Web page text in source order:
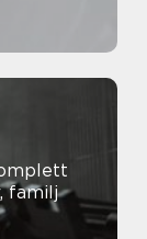
familj